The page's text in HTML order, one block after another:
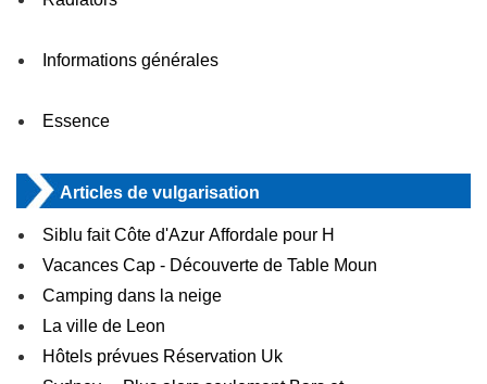
Informations générales
Essence
Articles de vulgarisation
Siblu fait Côte d'Azur Affordale pour H
Vacances Cap - Découverte de Table Moun
Camping dans la neige
La ville de Leon
Hôtels prévues Réservation Uk